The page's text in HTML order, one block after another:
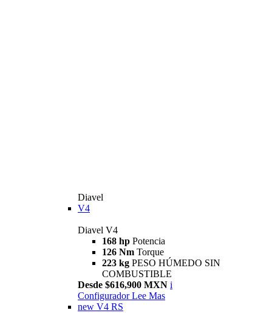
Diavel
V4
Diavel V4
168 hp Potencia
126 Nm Torque
223 kg PESO HÚMEDO SIN
COMBUSTIBLE
Desde $616,900 MXN i
Configurador Lee Mas
new V4 RS